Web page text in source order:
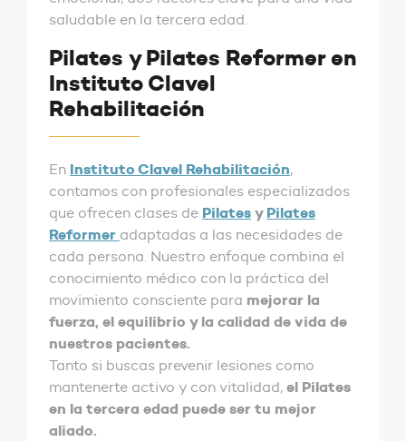
saludable en la tercera edad.
Pilates y Pilates Reformer en
Instituto Clavel
Rehabilitación‌
En Instituto Clavel Rehabilitación,
contamos con profesionales especializados
que ofrecen clases de PilatesyPilates
Reformer adaptadas a las necesidades de
cada persona. Nuestro enfoque combina el
conocimiento médico con la práctica del
movimiento consciente para mejorar la
fuerza, el equilibrio y la calidad de vida de
nuestros pacientes.
Tanto si buscas prevenir lesiones como
mantenerte activo y con vitalidad, el Pilates
en la tercera edad puede ser tu mejor
aliado.